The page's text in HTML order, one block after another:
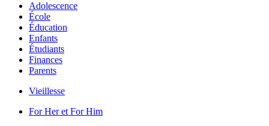
Adolescence
École
Éducation
Enfants
Étudiants
Finances
Parents
Vieillesse
For Her et For Him